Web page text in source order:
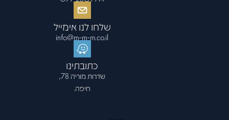
שלחו לנו אימייל
info@m-m-m.co.il
כתובתינו
שדרות מוריה 78,
חיפה.